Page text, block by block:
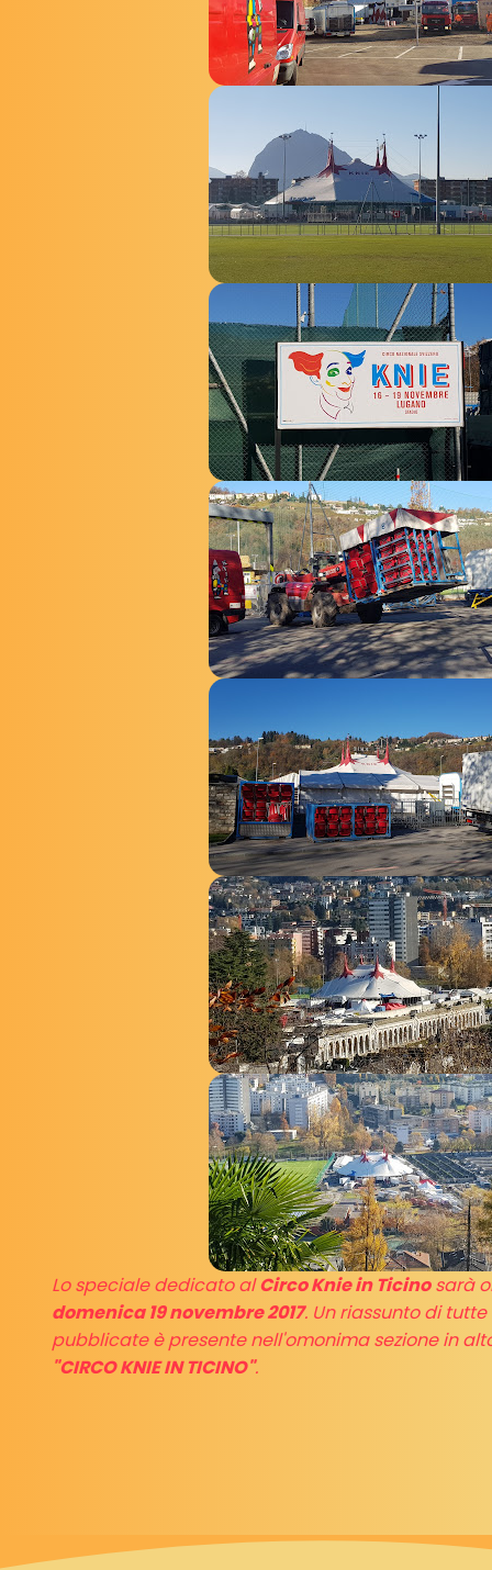
Lo speciale dedicato alCirco Knie in Ticinosarà
domenica 19 novembre 2017. Un riassunto di
pubblicate è presente nell'omonima sezione in
"CIRCO KNIE IN TICINO".